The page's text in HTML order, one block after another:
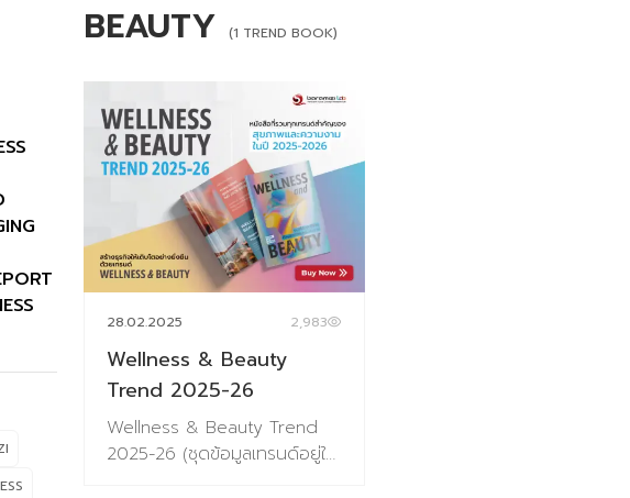
BEAUTY (1 TREND BOOK)
28.02.2025 2,983
Wellness & Beauty
Trend 2025-26
Wellness & Beauty Trend
2025-26 (ชุดข้อมูลเทรนด์อยู่ใน